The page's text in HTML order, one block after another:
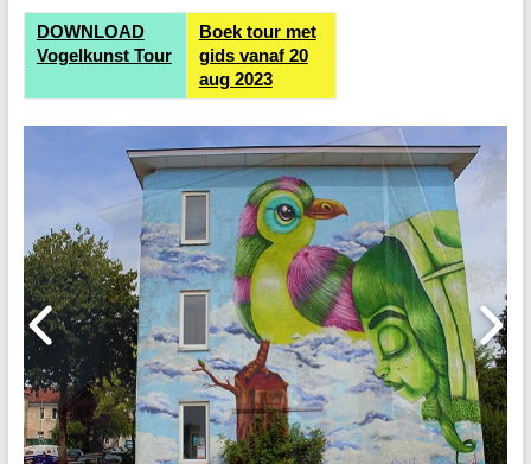
DOWNLOAD
Vogelkunst Tour
Boek tour met
gids vanaf 20
aug 2023